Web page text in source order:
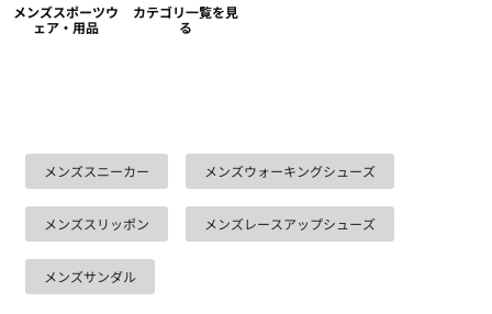
メンズスポーツウ
ェア・用品
カテゴリ一覧を見
る
メンズスニーカー メンズウォーキングシューズ
メンズスリッポン メンズレースアップシューズ
メンズサンダル